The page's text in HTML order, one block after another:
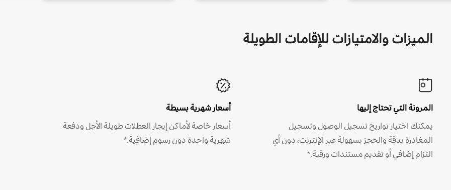
الميزات والامتيازات للإقامات الطويلة
المرونة التي تحتاج إليها
يمكنك اختيار تواريخ تسجيل الوصول وتسجيل
المغادرة بدقة والحجز بسهولة عبر الإنترنت، دون أي
التزام إضافي أو تقديم مستندات ورقية.*
أسعار شهرية بسيطة
أسعار خاصة لأماكن إيجار العطلات طويلة الأجل ودفعة
شهرية واحدة دون رسوم إضافية.*